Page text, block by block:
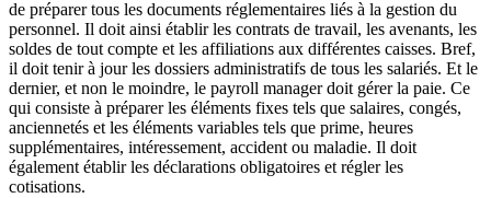
de préparer tous les documents réglementaires liés à la gestion du
personnel. Il doit ainsi établir les contrats de travail, les avenants, les
soldes de tout compte et les affiliations aux différentes caisses. Bref,
il doit tenir à jour les dossiers administratifs de tous les salariés. Et le
dernier, et non le moindre, le payroll manager doit gérer la paie. Ce
qui consiste à préparer les éléments fixes tels que salaires, congés,
anciennetés et les éléments variables tels que prime, heures
supplémentaires, intéressement, accident ou maladie. Il doit
également établir les déclarations obligatoires et régler les
cotisations.